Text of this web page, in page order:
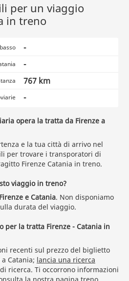
per un viaggio
in treno
-
-
767 km
-
opera la tratta da Firenze a
e la tua città di arrivo nel
per trovare i transporatori di
Firenze Catania in treno.
viaggio in treno?
e Catania. Non disponiamo
durata del viaggio.
per la tratta Firenze - Catania in
recenti sul prezzo del biglietto
Catania; lancia una ricerca
ricerca. Ti occorrono informazioni